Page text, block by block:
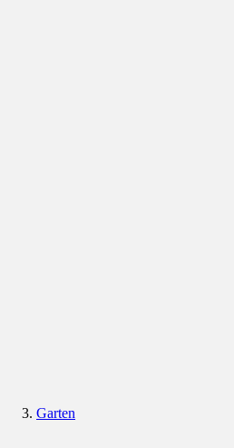
Garten